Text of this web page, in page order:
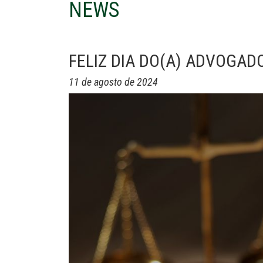
NEWS
FELIZ DIA DO(A)
11 de agosto de 2024